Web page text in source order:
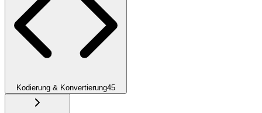
Kodierung & Konvertierung45